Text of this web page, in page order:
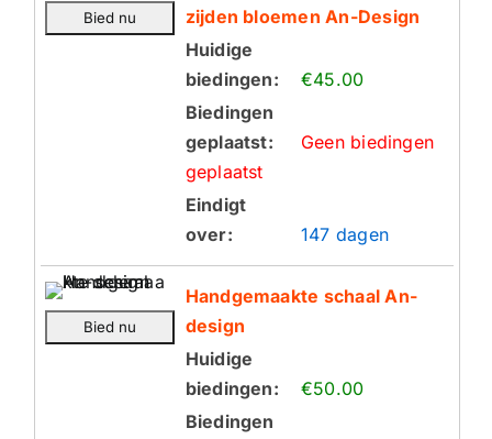
zijden bloemen An-Design
Huidige
biedingen:
€45.00
Biedingen
geplaatst:
Geen biedingen
geplaatst
Eindigt
over:
147 dagen
Handgemaakte schaal An-
design
Huidige
biedingen:
€50.00
Biedingen